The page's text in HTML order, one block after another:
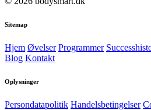
Sitemap
Hjem Øvelser Programmer
Blog Kontakt
Oplysninger
Persondatapolitik Handelsbetingelser